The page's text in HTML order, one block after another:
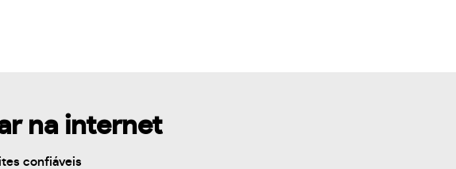
na internet
confiáveis